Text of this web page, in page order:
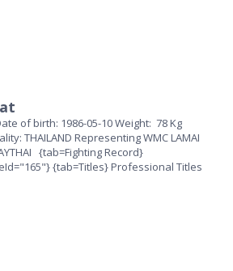
of birth: 1986-05-10 Weight: 78 Kg
THAILAND Representing WMC LAMAI
{tab=Fighting Record}
{tab=Titles} Professional Titles